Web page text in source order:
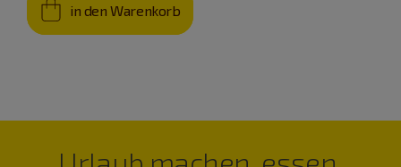
in den Warenkorb